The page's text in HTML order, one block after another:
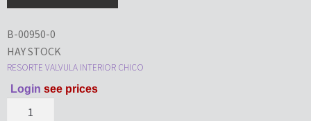
B-00950-0
HAY STOCK
RESORTE VALVULA INTERIOR CHICO
Login see prices